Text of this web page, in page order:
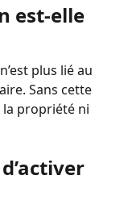
est-elle
plus lié au
Sans cette
propriété ni